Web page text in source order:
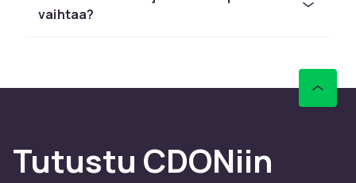
Kattava valikoima tunnetuilta merkeiltä kuten
Gardena ja Flopro.
vaihtaa?
Tutustu CDONiin